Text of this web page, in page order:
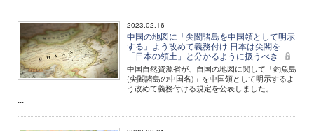
2023.02.16
中国の地図に「尖閣諸島を中国領として明示
する」よう改めて義務付け 日本は尖閣を
「日本の領土」と分かるように扱うべき
中国自然資源省が、自国の地図に関して「釣魚島
(尖閣諸島の中国名)」を中国領として明示するよ
う改めて義務付ける規定を公表しました。
...